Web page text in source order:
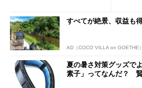
すべてが絶景、収益も
AD（COCO VILLA on GOETHE）
夏の暑さ対策グッズで
素子」ってなんだ？